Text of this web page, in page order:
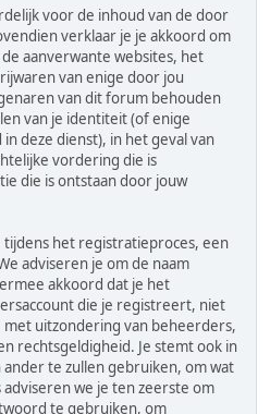
voor de inhoud van de door
verklaar je je akkoord om
aanverwante websites, het
van enige door jou
van dit forum behouden
van je identiteit (of enige
deze dienst), in het geval van
vordering die is
die is ontstaan door jouw
tijdens het registratieproces, een
adviseren je om de naam
akkoord dat je het
die je registreert, niet
uitzondering van beheerders,
rechtsgeldigheid. Je stemt ook in
ander te zullen gebruiken, om wat
we je ten zeerste om
te gebruiken, om